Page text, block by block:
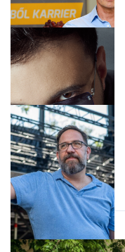
Politika
Content Lab HUB
Forbes-sztori